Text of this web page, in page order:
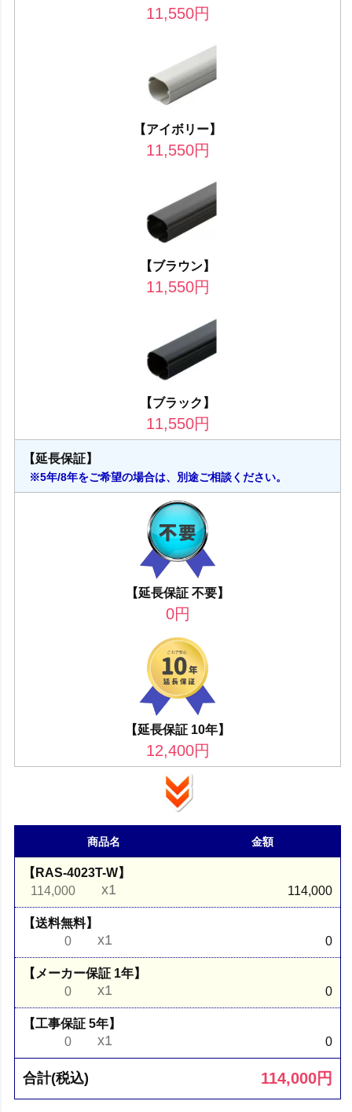
11,550円
【アイボリー】
11,550円
【ブラウン】
11,550円
【ブラック】
11,550円
【延長保証】
※5年/8年をご希望の場合は、別途ご相談ください。
【延長保証 不要】
0円
【延長保証 10年】
12,400円
商品名 金額
【RAS-4023T-W】
114,000
x1 114,000
【送料無料】
0
x1 0
【メーカー保証 1年】
0
x1 0
【工事保証 5年】
0
x1 0
合計(税込) 114,000円